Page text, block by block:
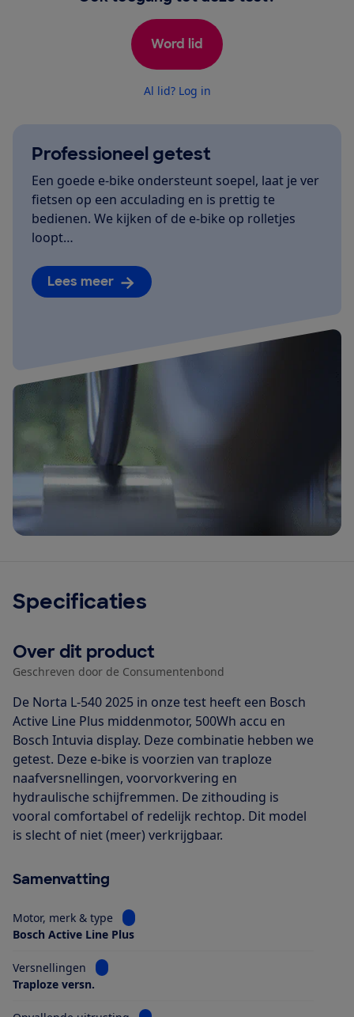
Word lid
Al lid? Log in
Professioneel getest
Een goede e-bike ondersteunt soepel, laat je ver
fietsen op een acculading en is prettig te
bedienen. We kijken of de e-bike op rolletjes
loopt…
Lees meer
Specificaties
Over dit product
Geschreven door de Consumentenbond
De Norta L-540 2025 in onze test heeft een Bosch
Active Line Plus middenmotor, 500Wh accu en
Bosch Intuvia display. Deze combinatie hebben we
getest. Deze e-bike is voorzien van traploze
naafversnellingen, voorvorkvering en
hydraulische schijfremmen. De zithouding is
vooral comfortabel of redelijk rechtop. Dit model
is slecht of niet (meer) verkrijgbaar.
Samenvatting
Motor, merk & type
Bekijk informatie voor Motor, merk & type
Bosch Active Line Plus
Versnellingen
Bekijk informatie voor Versnellingen
Traploze versn.